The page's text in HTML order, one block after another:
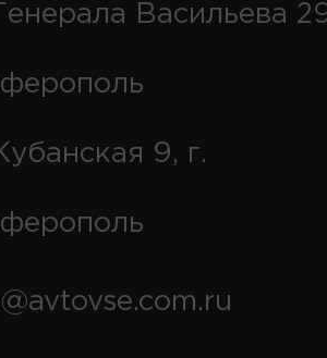
Васильева
9, г.